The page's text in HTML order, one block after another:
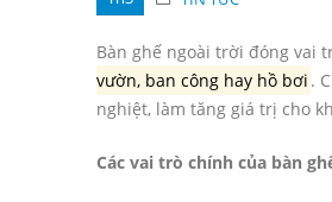
Bàn ghế ngoài trời đóng vai
vườn, ban công hay hồ bơi .
nghiệt, làm tăng giá trị cho
Các vai trò chính của bàn